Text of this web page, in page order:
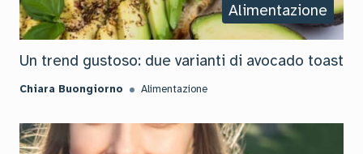
Alimentazione
Un trend gustoso: due varianti di avocado toast
Chiara Buongiorno Alimentazione